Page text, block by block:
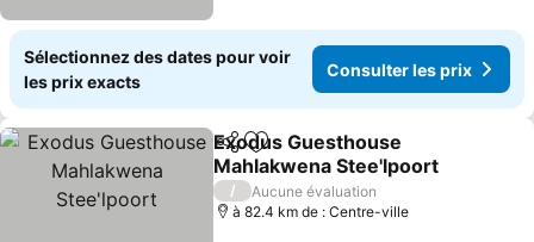
Sélectionnez des dates pour voir
les prix exacts
Consulter les prix
PartagerAjouter à mes favoris
Exodus Guesthouse
Mahlakwena Stee'lpoort
/
Aucune évaluation
à 82.4 km de : Centre-ville